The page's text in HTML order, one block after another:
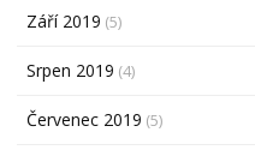
Září 2019 (5)
Srpen 2019 (4)
Červenec 2019 (5)